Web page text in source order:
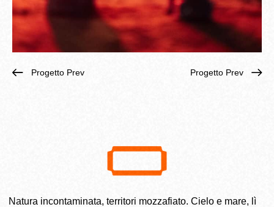
Progetto Prev Progetto Prev
Natura incontaminata, territori mozzafiato. Cielo e mare, lì